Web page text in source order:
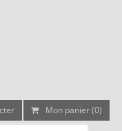
Mon panier (0)